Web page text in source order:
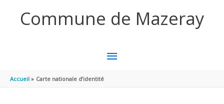
Commune de Mazeray
MENU
Accueil Carte nationale d’identité